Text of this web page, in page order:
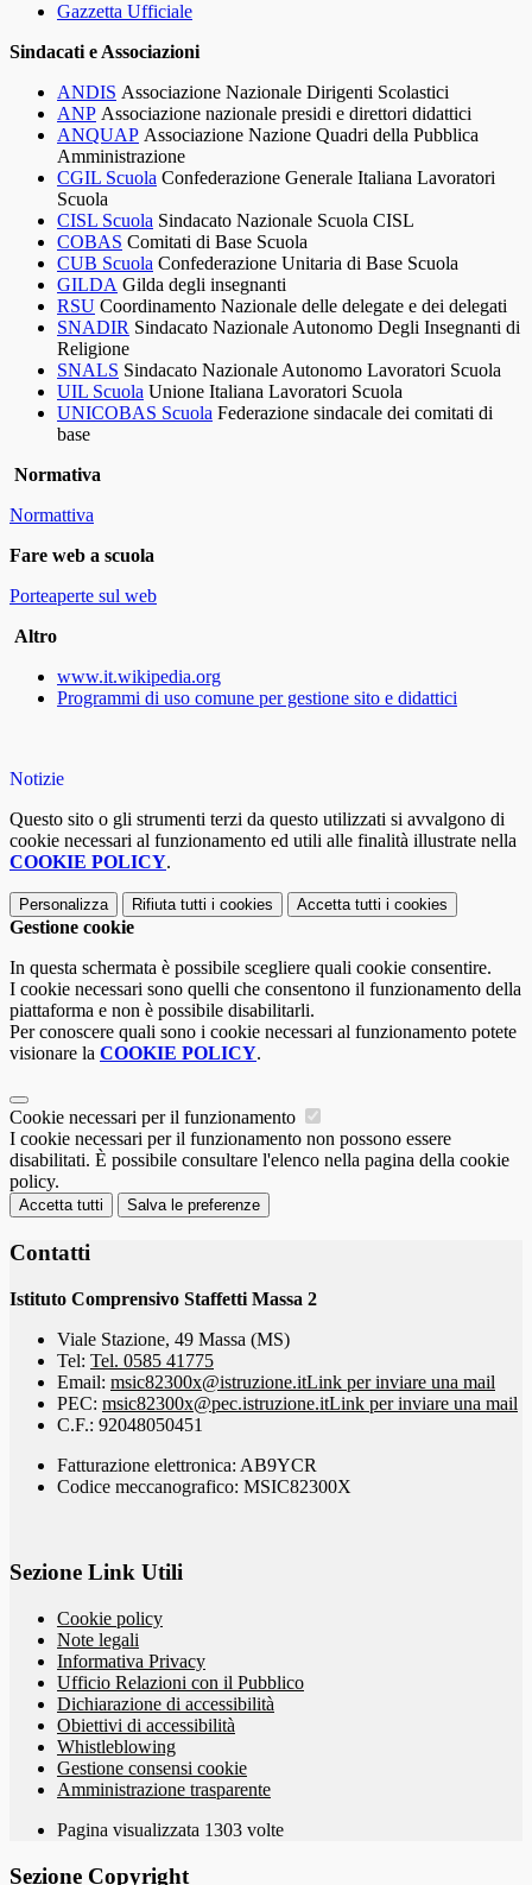
Gazzetta Ufficiale
Sindacati e Associazioni
ANDIS Associazione Nazionale Dirigenti Scolastici
ANP Associazione nazionale presidi e direttori didattici
ANQUAP Associazione Nazione Quadri della Pubblica
Amministrazione
CGIL Scuola Confederazione Generale Italiana Lavoratori
Scuola
CISL Scuola Sindacato Nazionale Scuola CISL
COBAS Comitati di Base Scuola
CUB Scuola Confederazione Unitaria di Base Scuola
GILDA Gilda degli insegnanti
RSU Coordinamento Nazionale delle delegate e dei delegati
SNADIR Sindacato Nazionale Autonomo Degli Insegnanti di
Religione
SNALS Sindacato Nazionale Autonomo Lavoratori Scuola
UIL Scuola Unione Italiana Lavoratori Scuola
UNICOBAS Scuola Federazione sindacale dei comitati di
base
Normativa
Normattiva
Fare web a scuola
Porteaperte sul web
Altro
www.it.wikipedia.org
Programmi di uso comune per gestione sito e didattici
Notizie
Questo sito o gli strumenti terzi da questo utilizzati si avvalgono di
cookie necessari al funzionamento ed utili alle finalità illustrate nella
COOKIE POLICY.
Personalizza Rifiuta tutti i cookies Accetta tutti i cookies
Gestione cookie
In questa schermata è possibile scegliere quali cookie consentire.
I cookie necessari sono quelli che consentono il funzionamento della
piattaforma e non è possibile disabilitarli.
Per conoscere quali sono i cookie necessari al funzionamento potete
visionare la COOKIE POLICY.
Cookie necessari per il funzionamento
I cookie necessari per il funzionamento non possono essere
disabilitati. È possibile consultare l'elenco nella pagina della cookie
policy.
Accetta tutti Salva le preferenze
Contatti
Istituto Comprensivo Staffetti Massa 2
Viale Stazione, 49 Massa (MS)
Tel: Tel. 0585 41775
Email: msic82300x@istruzione.itLink per inviare una mail
PEC: msic82300x@pec.istruzione.itLink per inviare una mail
C.F.: 92048050451
Fatturazione elettronica: AB9YCR
Codice meccanografico: MSIC82300X
Sezione Link Utili
Cookie policy
Note legali
Informativa Privacy
Ufficio Relazioni con il Pubblico
Dichiarazione di accessibilità
Obiettivi di accessibilità
Whistleblowing
Gestione consensi cookie
Amministrazione trasparente
Pagina visualizzata 1303 volte
Sezione Copyright